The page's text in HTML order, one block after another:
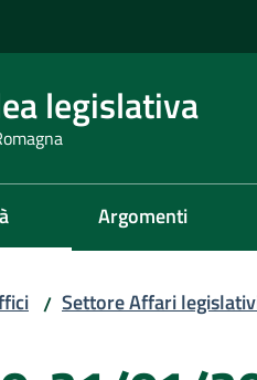
legislativa
Argomenti
/ Settore Affari